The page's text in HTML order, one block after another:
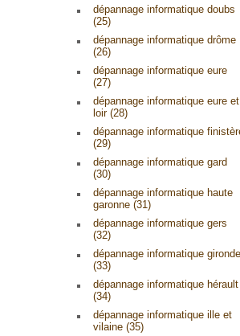
dépannage informatique doubs
(25)
dépannage informatique drôme
(26)
dépannage informatique eure
(27)
dépannage informatique eure et
loir (28)
dépannage informatique
(29)
dépannage informatique gard
(30)
dépannage informatique haute
garonne (31)
dépannage informatique gers
(32)
dépannage informatique gironde
(33)
dépannage informatique hérault
(34)
dépannage informatique ille et
vilaine (35)